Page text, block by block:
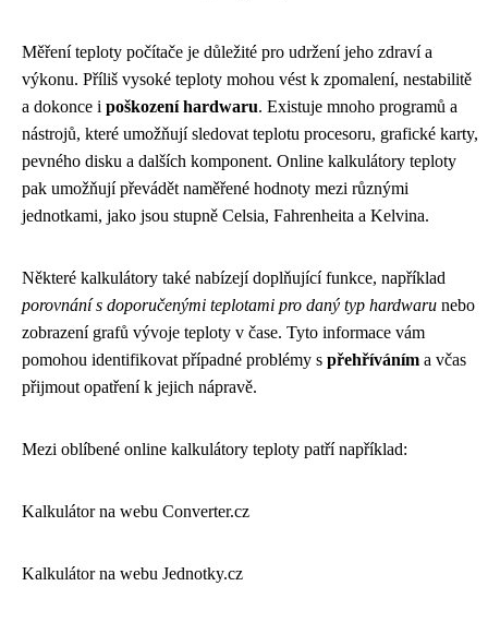
Měření teploty počítače je důležité pro udržení jeho zdraví a
výkonu. Příliš vysoké teploty mohou vést k zpomalení, nestabilitě
a dokonce i poškození hardwaru. Existuje mnoho programů a
nástrojů, které umožňují sledovat teplotu procesoru, grafické karty,
pevného disku a dalších komponent. Online kalkulátory teploty
pak umožňují převádět naměřené hodnoty mezi různými
jednotkami, jako jsou stupně Celsia, Fahrenheita a Kelvina.
Některé kalkulátory také nabízejí doplňující funkce, například
porovnání s doporučenými teplotami pro daný typ hardwaru nebo
zobrazení grafů vývoje teploty v čase. Tyto informace vám
pomohou identifikovat případné problémy s přehříváním a včas
přijmout opatření k jejich nápravě.
Mezi oblíbené online kalkulátory teploty patří například:
Kalkulátor na webu Converter.cz
Kalkulátor na webu Jednotky.cz